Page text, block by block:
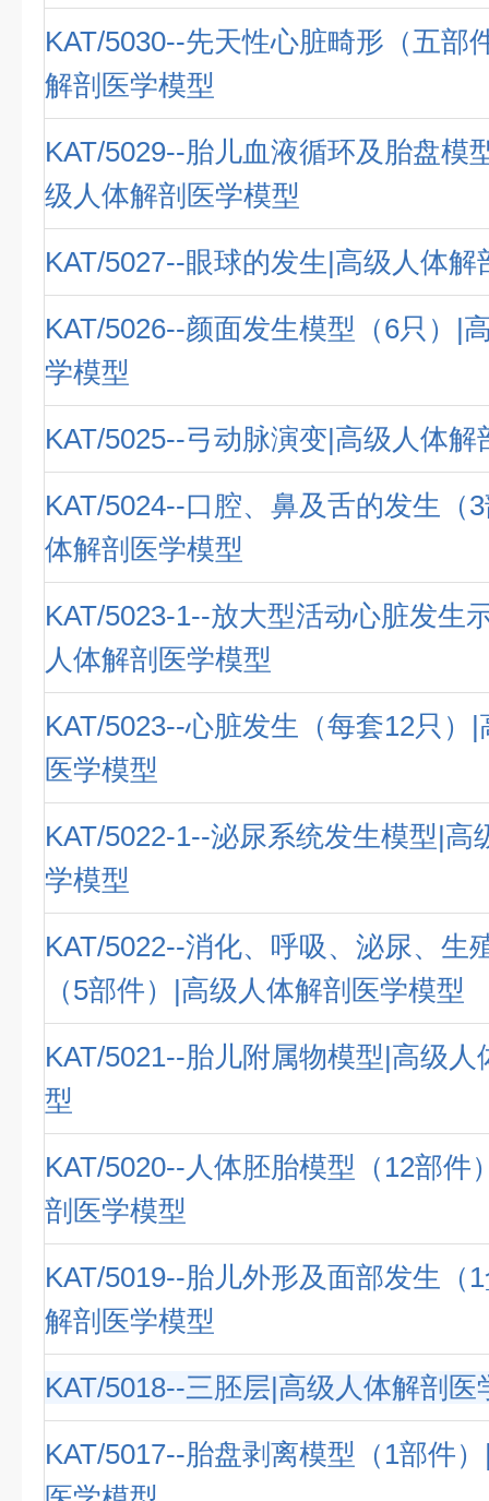
KAT/5030--先天性心脏畸形（五部
解剖医学模型
KAT/5029--胎儿血液循环及胎盘模
级人体解剖医学模型
KAT/5027--眼球的发生|高级人体解
KAT/5026--颜面发生模型（6只）|
学模型
KAT/5025--弓动脉演变|高级人体解
KAT/5024--口腔、鼻及舌的发生（
体解剖医学模型
KAT/5023-1--放大型活动心脏发生
人体解剖医学模型
KAT/5023--心脏发生（每套12只）
医学模型
KAT/5022-1--泌尿系统发生模型|高
学模型
KAT/5022--消化、呼吸、泌尿、生
（5部件）|高级人体解剖医学模型
KAT/5021--胎儿附属物模型|高级人
型
KAT/5020--人体胚胎模型（12部件
剖医学模型
KAT/5019--胎儿外形及面部发生（
解剖医学模型
KAT/5018--三胚层|高级人体解剖医
KAT/5017--胎盘剥离模型（1部件